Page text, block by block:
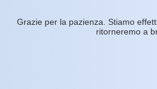
Grazie per la pazienza. Stiamo
ritorneremo a